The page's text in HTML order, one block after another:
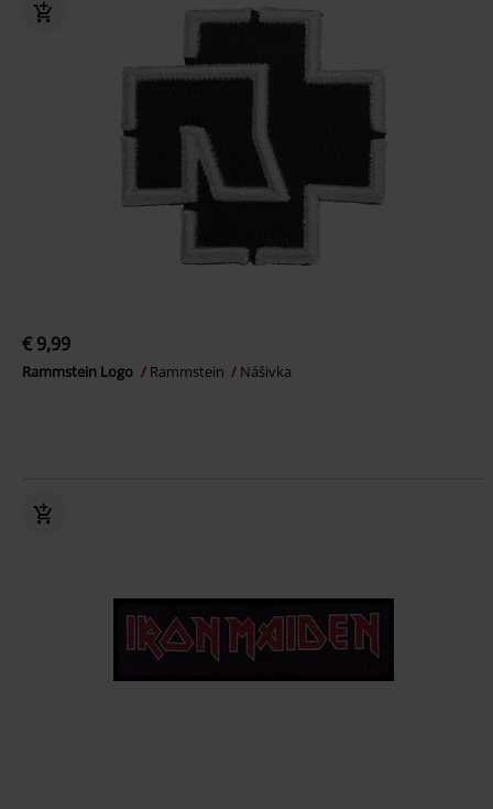
€ 9,99
Rammstein Logo Rammstein Nášivka